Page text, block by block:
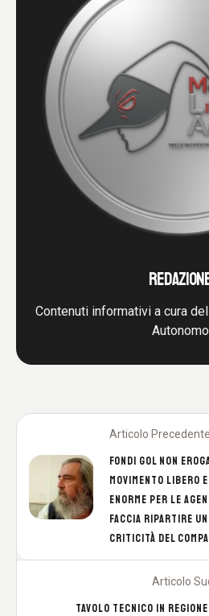
Contenuti informativi a cura
Autonomo
Articolo Precedente
FONDI GOL NON
MOVIMENTO LIBERO
ENORME PER LE
FACCIA RIPARTIRE
CRITICITÀ DEL
Articolo
TAVOLO TECNICO IN